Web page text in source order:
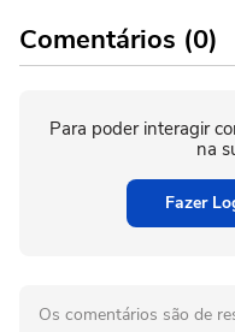
Comentários (0)
Para poder interagir
na
Fazer
Os comentários são de